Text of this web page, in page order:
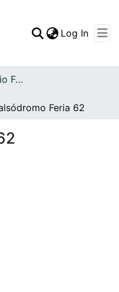
Log In
Archivo del Patrimonio Fotográfico y Fílmico del Valle del Cauca
Feria 62